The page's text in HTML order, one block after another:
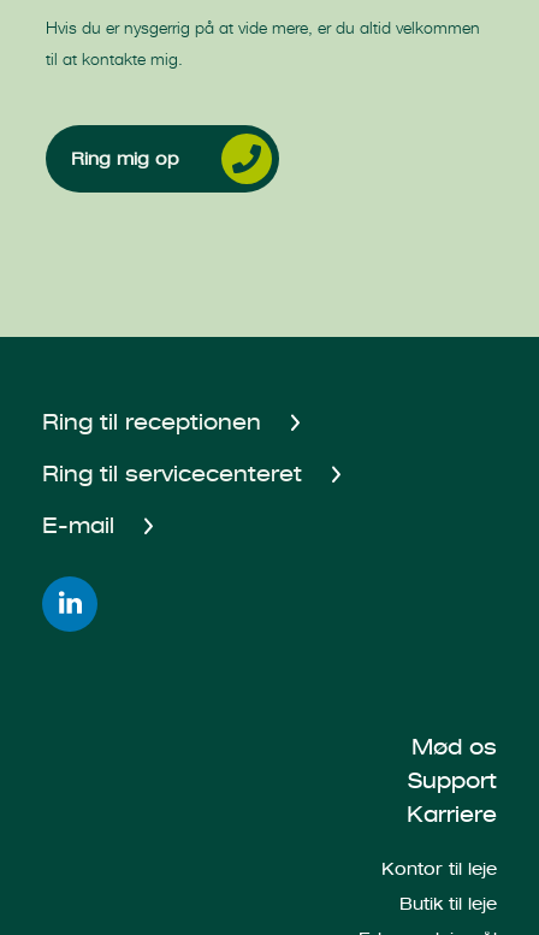
Hvis du er nysgerrig på at vide mere, er du altid velkommen
til at kontakte mig.
Ring mig op
Ring til receptionen
Ring til servicecenteret
E-mail
Mød os
Support
Karriere
Kontor til leje
Butik til leje